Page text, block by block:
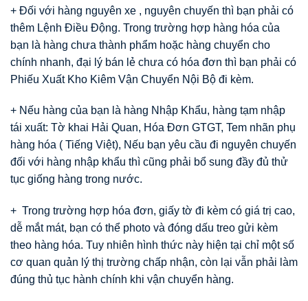
+ Đối với hàng nguyên xe , nguyên chuyến thì bạn phải có
thêm Lệnh Điều Động. Trong trường hợp hàng hóa của
bạn là hàng chưa thành phẩm hoặc hàng chuyển cho
chính nhanh, đại lý bán lẻ chưa có hóa đơn thì bạn phải có
Phiếu Xuất Kho Kiêm Vận Chuyển Nội Bộ đi kèm.
+ Nếu hàng của bạn là hàng Nhập Khẩu, hàng tạm nhập
tái xuất: Tờ khai Hải Quan, Hóa Đơn GTGT, Tem nhãn phụ
hàng hóa ( Tiếng Việt), Nếu bạn yêu cầu đi nguyên chuyến
đối với hàng nhập khẩu thì cũng phải bổ sung đầy đủ thử
tục giống hàng trong nước.
+ Trong trường hợp hóa đơn, giấy tờ đi kèm có giá trị cao,
dễ mắt mát, bạn có thể photo và đóng dấu treo gửi kèm
theo hàng hóa. Tuy nhiên hình thức này hiện tại chỉ một số
cơ quan quản lý thị trường chấp nhận, còn lại vẫn phải làm
đúng thủ tục hành chính khi vận chuyển hàng.